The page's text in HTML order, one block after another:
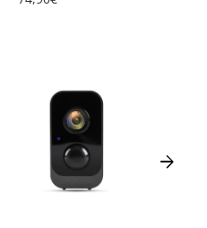
arrow_forward